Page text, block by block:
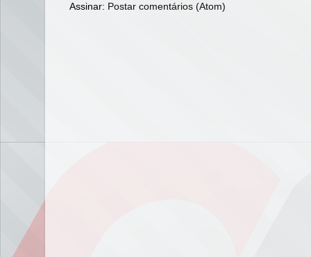
Assinar: Postar comentários (Atom)